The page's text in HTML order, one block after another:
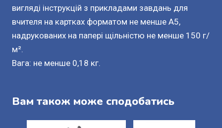
вигляді інструкцій з прикладами завдань для
вчителя на картках форматом не менше A5,
надрукованих на папері щільністю не менше 150 г/
м².
Вага: не менше 0,18 кг.
Вам також може сподобатись